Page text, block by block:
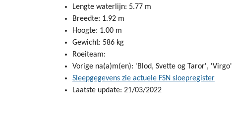
Lengte waterlijn: 5.77 m
Breedte: 1.92 m
Hoogte: 1.00 m
Gewicht: 586 kg
Roeiteam:
Vorige na(a)m(en): 'Blod, Svette og Taror', 'Virgo'
Sleepgegevens zie actuele FSN sloepregister
Laatste update: 21/03/2022